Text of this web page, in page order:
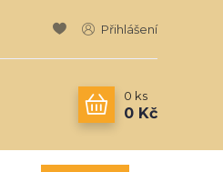
Přihlášení
0 ks
0 Kč